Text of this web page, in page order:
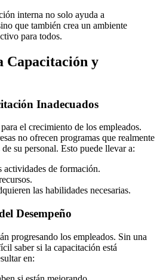
interna no solo ayuda a
que también crea un ambiente
para todos.
Capacitación y
Inadecuados
el crecimiento de los empleados.
no ofrecen programas que realmente
de su personal. Esto puede llevar a:
actividades de formación.
las habilidades necesarias.
Desempeño
progresando los empleados. Sin una
saber si la capacitación está
en: